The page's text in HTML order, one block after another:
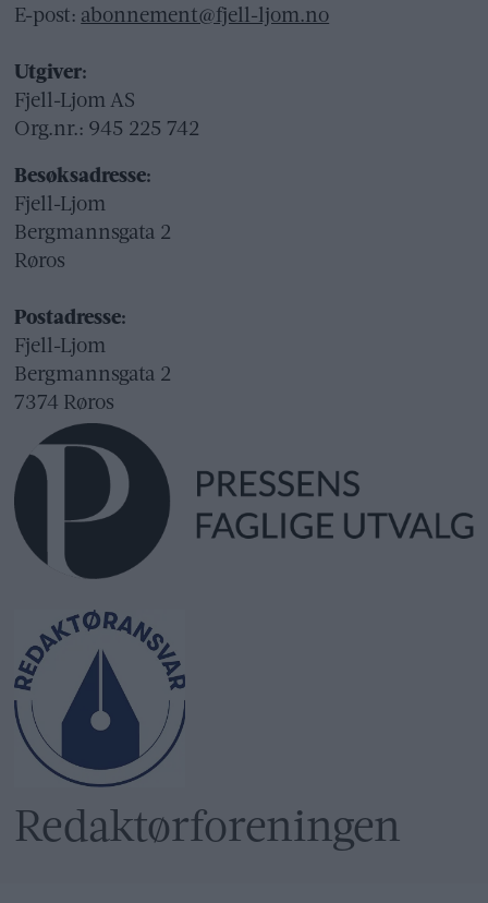
E-post: abonnement@fjell-ljom.no
Utgiver:
Fjell-Ljom AS
Org.nr.: 945 225 742
Besøksadresse:
Fjell-Ljom
Bergmannsgata 2
Røros
Postadresse:
Fjell-Ljom
Bergmannsgata 2
7374 Røros
Redaktør­foreningen